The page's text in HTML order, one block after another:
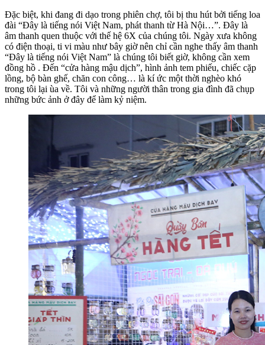
Đặc biệt, khi đang đi dạo trong phiên chợ, tôi bị thu hút bởi tiếng loa
đài “Đây là tiếng nói Việt Nam, phát thanh từ Hà Nội…”. Đây là
âm thanh quen thuộc với thế hệ 6X của chúng tôi. Ngày xưa không
có điện thoại, ti vi màu như bây giờ nên chỉ cần nghe thấy âm thanh
“Đây là tiếng nói Việt Nam” là chúng tôi biết giờ, không cần xem
đồng hồ . Đến “cửa hàng mậu dịch”, hình ảnh tem phiếu, chiếc cặp
lồng, bộ bàn ghế, chăn con công… là kí ức một thời nghèo khó
trong tôi lại ùa về. Tôi và những người thân trong gia đình đã chụp
những bức ảnh ở đây để làm kỷ niệm.